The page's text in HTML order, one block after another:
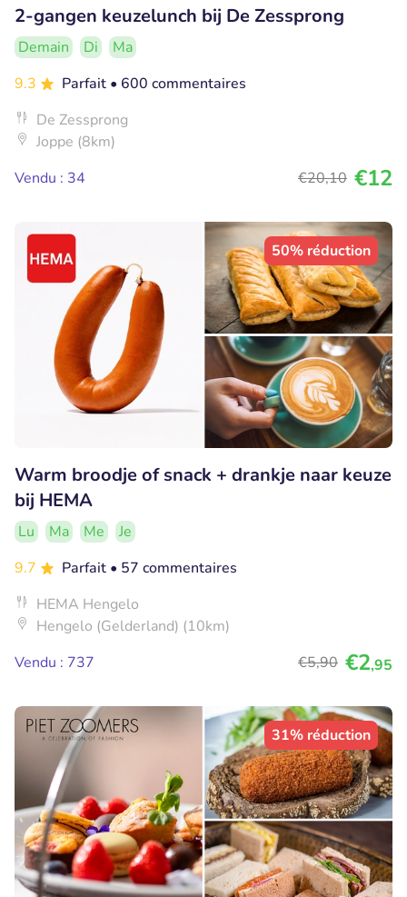
2-gangen keuzelunch bij De Zessprong
Demain Di
Ma
9.3
Parfait • 600 commentaires
De Zessprong
Joppe (8km)
Vendu : 34
€20,10 €12
50% réduction
Warm broodje of snack + drankje naar keuze
bij HEMA
Lu Ma Me
Je
9.7
Parfait • 57 commentaires
HEMA Hengelo
Hengelo (Gelderland) (10km)
Vendu : 737
€5,90 €2,95
31% réduction